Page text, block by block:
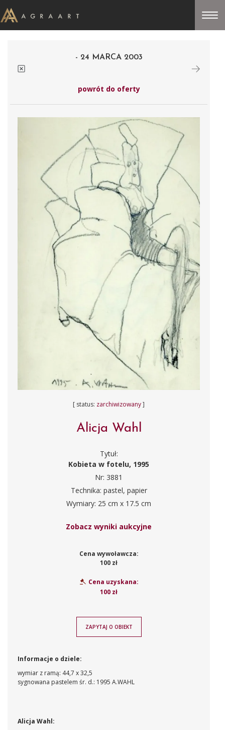
- 24 MARCA 2003
powrót do oferty
[ status: zarchiwizowany]
Alicja Wahl
Tytuł:
Kobieta w fotelu, 1995
Nr: 3881
Technika: pastel, papier
Wymiary: 25 cm x 17.5 cm
Zobacz wyniki aukcyjne
Cena wywoławcza:
100 zł
Cena uzyskana:
100 zł
ZAPYTAJ O OBIEKT
Informacje o dziele:
wymiar z ramą: 44,7 x 32,5
sygnowana pastelem śr. d.: 1995 A.WAHL
Alicja Wahl: